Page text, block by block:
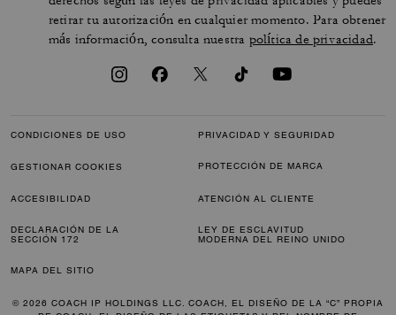
retirar tu autorización en cualquier momento. Para obtener
más información, consulta nuestra política de privacidad.
CONDICIONES DE USO PRIVACIDAD Y SEGURIDAD
GESTIONAR COOKIES PROTECCIÓN DE MARCA
ACCESIBILIDAD ATENCIÓN AL CLIENTE
DECLARACIÓN DE LA
SECCIÓN 172
LEY DE ESCLAVITUD
MODERNA DEL REINO UNIDO
MAPA DEL SITIO
© 2026 COACH IP HOLDINGS LLC. COACH, EL DISEÑO DE LA “C” PROPIA